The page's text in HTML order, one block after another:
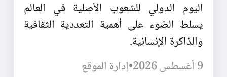
اليوم الدولي للشعوب الأصلية في العالم
يسلط الضوء على أهمية التعددية الثقافية
والذاكرة الإنسانية.
9 أغسطس 2026
•إدارة الموقع